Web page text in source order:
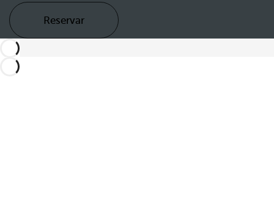
Reservar